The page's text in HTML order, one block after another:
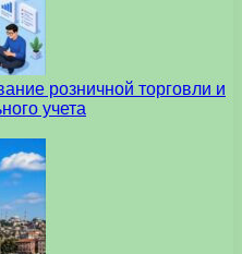
розничной торговли и
учета